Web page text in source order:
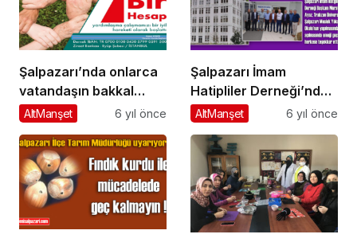
Şalpazarı’nda onlarca
vatandaşın bakkal
borçları silindi
AltManşet 6 yıl önce
Şalpazarı İmam
Hatipliler Derneği’nden
Meslek
emeği geçenlere
teşekkür etti
AltManşet 6 yıl önce